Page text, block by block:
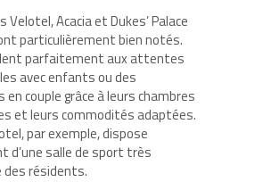
Velotel, Acacia et Dukes’ Palace
particulièrement bien notés.
parfaitement aux attentes
avec enfantsou des
en couple grâce à leurs chambres
et leurs commodités adaptées.
par exemple, dispose
d’une salle de sport très
des résidents.